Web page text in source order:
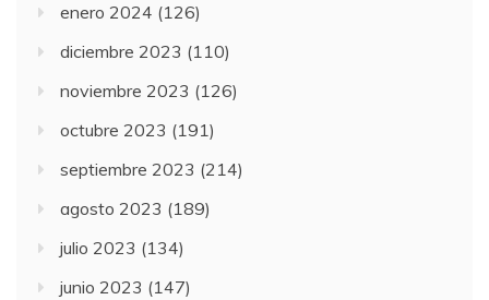
enero 2024 (126)
diciembre 2023 (110)
noviembre 2023 (126)
octubre 2023 (191)
septiembre 2023 (214)
agosto 2023 (189)
julio 2023 (134)
junio 2023 (147)